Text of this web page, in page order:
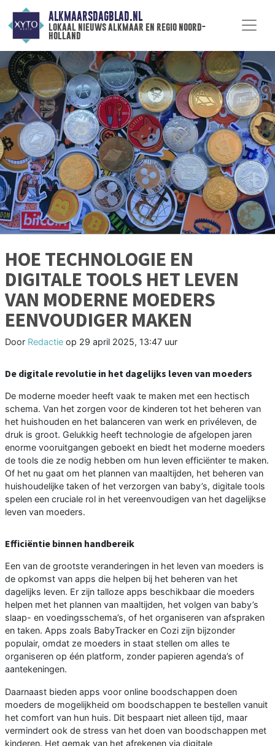
ALKMAARSDAGBLAD.NL
lokaal nieuws alkmaar en regio noord-
holland
HOE TECHNOLOGIE EN
DIGITALE TOOLS HET LEVEN
VAN MODERNE MOEDERS
EENVOUDIGER MAKEN
Door Redactie op 29 april 2025, 13:47 uur
De digitale revolutie in het dagelijks leven van moeders
De moderne moeder heeft vaak te maken met een hectisch
schema. Van het zorgen voor de kinderen tot het beheren van
het huishouden en het balanceren van werk en privéleven, de
druk is groot. Gelukkig heeft technologie de afgelopen jaren
enorme vooruitgangen geboekt en biedt het moderne moeders
de tools die ze nodig hebben om hun leven efficiënter te maken.
Of het nu gaat om het plannen van maaltijden, het beheren van
huishoudelijke taken of het verzorgen van baby’s, digitale tools
spelen een cruciale rol in het vereenvoudigen van het dagelijkse
leven van moeders.
Efficiëntie binnen handbereik
Een van de grootste veranderingen in het leven van moeders is
de opkomst van apps die helpen bij het beheren van het
dagelijks leven. Er zijn talloze apps beschikbaar die moeders
helpen met het plannen van maaltijden, het volgen van baby’s
slaap- en voedingsschema’s, of het organiseren van afspraken
en taken. Apps zoals BabyTracker en Cozi zijn bijzonder
populair, omdat ze moeders in staat stellen om alles te
organiseren op één platform, zonder papieren agenda’s of
aantekeningen.
Daarnaast bieden apps voor online boodschappen doen
moeders de mogelijkheid om boodschappen te bestellen vanuit
het comfort van hun huis. Dit bespaart niet alleen tijd, maar
vermindert ook de stress van het doen van boodschappen met
kinderen. Het gemak van het afrekenen via digitale